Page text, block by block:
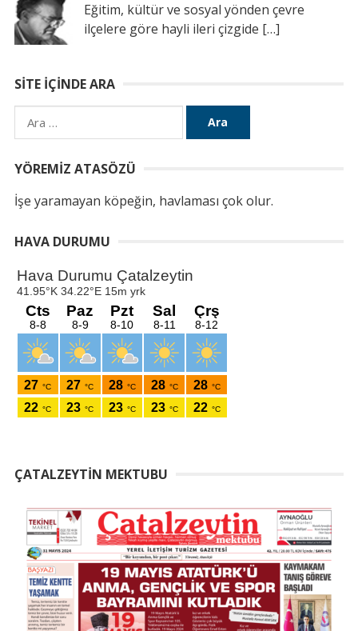
Eğitim, kültür ve sosyal yönden çevre
ilçelere göre hayli ileri çizgide […]
SITE İÇINDE ARA
Arama:
YÖREMIZ ATASÖZÜ
İşe yaramayan köpeğin, havlaması çok olur.
HAVA DURUMU
ÇATALZEYTIN MEKTUBU